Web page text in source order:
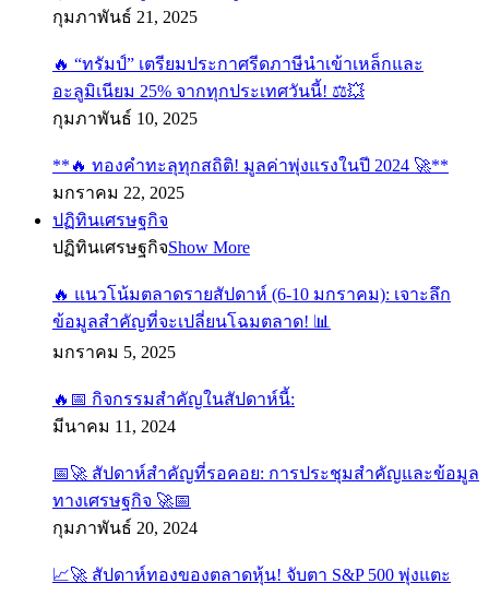
กุมภาพันธ์ 21, 2025
🔥 “ทรัมป์” เตรียมประกาศรีดภาษีนำเข้าเหล็กและ
อะลูมิเนียม 25% จากทุกประเทศวันนี้! ⚖️💥
กุมภาพันธ์ 10, 2025
**🔥 ทองคำทะลุทุกสถิติ! มูลค่าพุ่งแรงในปี 2024 🚀**
มกราคม 22, 2025
ปฏิทินเศรษฐกิจ
ปฏิทินเศรษฐกิจShow More
🔥 แนวโน้มตลาดรายสัปดาห์ (6-10 มกราคม): เจาะลึก
ข้อมูลสำคัญที่จะเปลี่ยนโฉมตลาด! 📊
มกราคม 5, 2025
🔥📅 กิจกรรมสำคัญในสัปดาห์นี้:
มีนาคม 11, 2024
📅🚀 สัปดาห์สำคัญที่รอคอย: การประชุมสำคัญและข้อมูล
ทางเศรษฐกิจ 🚀📅
กุมภาพันธ์ 20, 2024
📈🚀 สัปดาห์ทองของตลาดหุ้น! จับตา S&P 500 พุ่งแตะ